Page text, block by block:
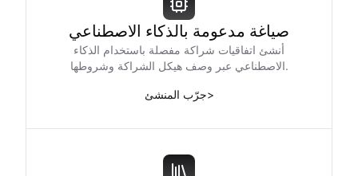
صياغة مدعومة بالذكاء الاصطناعي
أنشئ اتفاقيات شراكة مفصلة باستخدام الذكاء
الاصطناعي عبر وصف هيكل الشراكة وشروطها.
جرّب المنشئ>